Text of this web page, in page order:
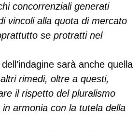
concorrenziali generati
vincoli alla quota di mercato
se protratti nel
sarà anche quella
altri rimedi, oltre a questi,
il rispetto del pluralismo
in armonia con la tutela della